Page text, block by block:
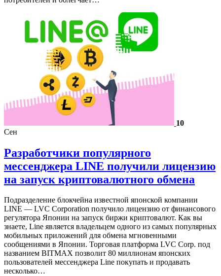
10
Сен
Разработчики популярного
мессенджера LINE получили лицензию
на запуск криптовалютного обмена
Подразделение блокчейна известной японской компании
LINE — LVC Corporation получило лицензию от финансового
регулятора Японии на запуск биржи криптовалют. Как вы
знаете, Line является владельцем одного из самых популярных
мобильных приложений для обмена мгновенными
сообщениями в Японии. Торговая платформа LVC Corp. под
названием BITMAX позволит 80 миллионам японских
пользователей мессенджера Line покупать и продавать
несколько…